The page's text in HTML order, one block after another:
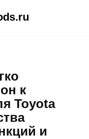
к
Toyota
и